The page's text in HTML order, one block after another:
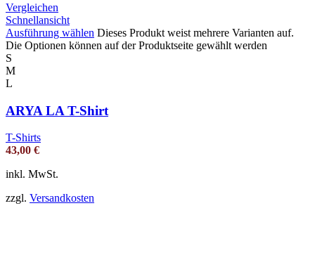
Vergleichen
Schnellansicht
Ausführung wählen Dieses Produkt weist mehrere Varianten auf.
Die Optionen können auf der Produktseite gewählt werden
S
M
L
ARYA LA T-Shirt
T-Shirts
43,00 €
inkl. MwSt.
zzgl. Versandkosten